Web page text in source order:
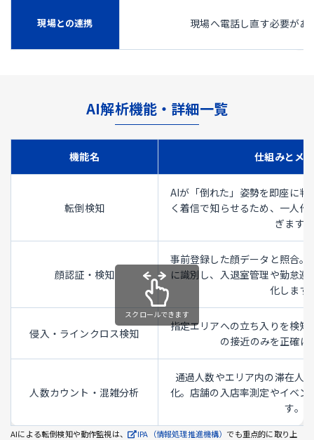
現場との連携 現場へ電話し直す必要があ
AI解析機能・詳細一覧
機能名 仕組みとメ
転倒検知
AIが「倒れた」姿勢を即座に判
く着信で知らせるため、一人
ぎます。
顔認証・検知
事前登録した顔データと照合
に識別し、入退室管理や勤怠
化します
侵入・ラインクロス検知
指定エリアへの立ち入りを検
の接近のみを正確に
人数カウント・混雑分析
通過人数やエリア内の滞在人
化。店舗の入店率測定やイベ
す。
AIによる転倒検知や動作監視は、 IPA（情報処理推進機構） でも重点的に取り上